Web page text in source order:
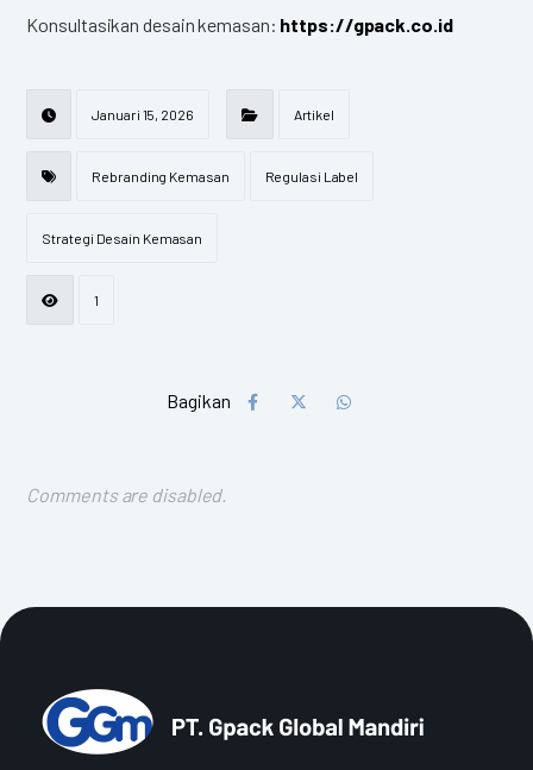
Konsultasikan desain kemasan: https://gpack.co.id
Januari 15, 2026 Artikel
Rebranding Kemasan Regulasi Label
Strategi Desain Kemasan
1
Comments are disabled.